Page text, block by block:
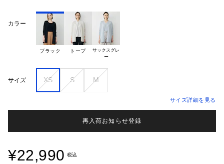
カラー
ブラック トープ
サックスグレ
ー
サイズ XS S M
サイズ詳細を見る
再入荷お知らせ登録
¥22,990 税込